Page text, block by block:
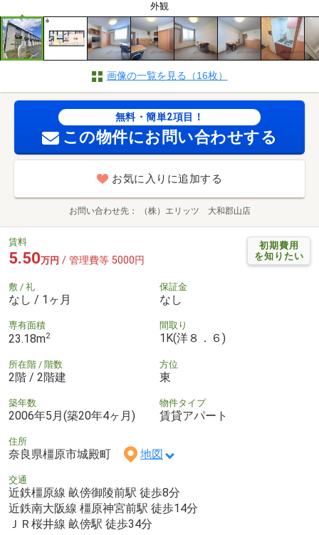
外観
画像の一覧を見る（16枚）
無料・簡単2項目！
この物件にお問い合わせする
お気に入りに追加する
お問い合わせ先 （株）エリッツ 大和郡山店
初期費用
を知りたい
賃料
5.50万円 / 管理費等 5000円
敷 / 礼
なし / 1ヶ月
保証金
なし
専有面積
23.18m2
間取り
1K(洋８．６)
所在階 / 階数
2階 / 2階建
方位
東
築年数
2006年5月(築20年4ヶ月)
物件タイプ
賃貸アパート
住所
奈良県橿原市城殿町 地図
交通
近鉄橿原線 畝傍御陵前駅 徒歩8分
近鉄南大阪線 橿原神宮前駅 徒歩14分
ＪＲ桜井線 畝傍駅 徒歩34分